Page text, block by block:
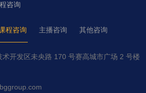
咨询
程咨询 主播咨询 其他咨询
开发区未央路 170 号赛高城市广场 2 号楼